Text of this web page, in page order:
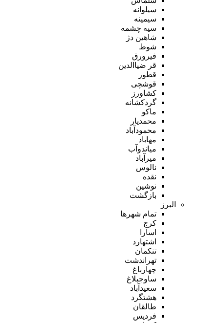
سیلوانه
سیمینه
سیه چشمه
شاهین دژ
شوط
فیرورق
قر ضیاالدین
قطور
قوشچی
کشاورز
گردکشانه
ماکو
محمدیار
محمودآباد
مهاباد
میاندوآب
میرآباد
نالوس
نقده
نوشین
بازگشت
البرز
تمام شهر‌ها
کرج
اسارا
اشتهارد
تنکمان
تهراندشت
چهارباغ
ساوجبلاغ
سعیدآباد
هشتگرد
طالقان
فردیس